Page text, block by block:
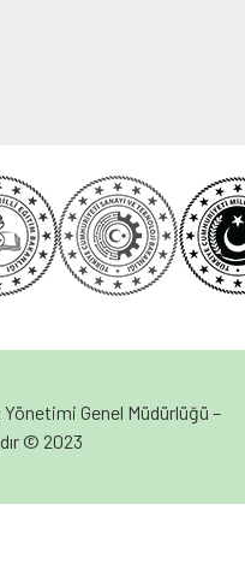
Yönetimi Genel Müdürlüğü –
© 2023